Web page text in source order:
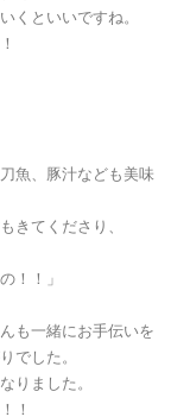
くといいですね。
魚、豚汁なども美味
きてくださり、
！！」
も一緒にお手伝いを
でした。
りました。
！